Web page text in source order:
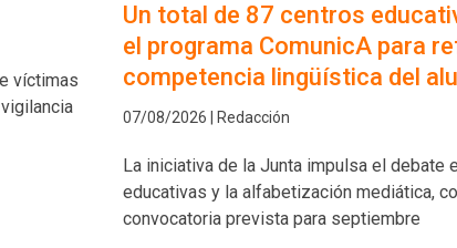
víctimas
Un total de 87 centros
el programa ComunicA para
competencia lingüística del
07/08/2026 | Redacción
La iniciativa de la Junta impulsa el debate
educativas y la alfabetización mediática,
convocatoria prevista para septiembre